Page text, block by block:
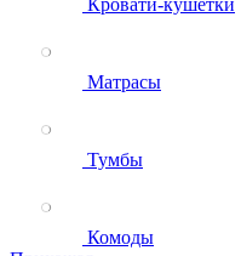
Кровати-кушетки
Матрасы
Тумбы
Комоды